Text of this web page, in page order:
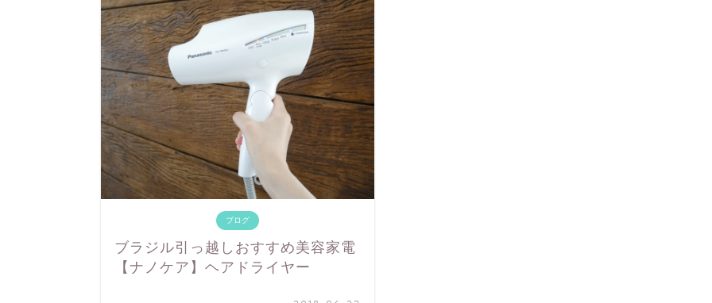
ブログ
ブラジル引っ越しおすすめ美容家電
【ナノケア】ヘアドライヤー